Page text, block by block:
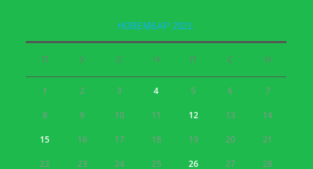
НОВЕМБАР 2021.
П У С Ч П С Н
1 2 3 4 5 6 7
8 9 10 11 12 13 14
15 16 17 18 19 20 21
22 23 24 25 26 27 28